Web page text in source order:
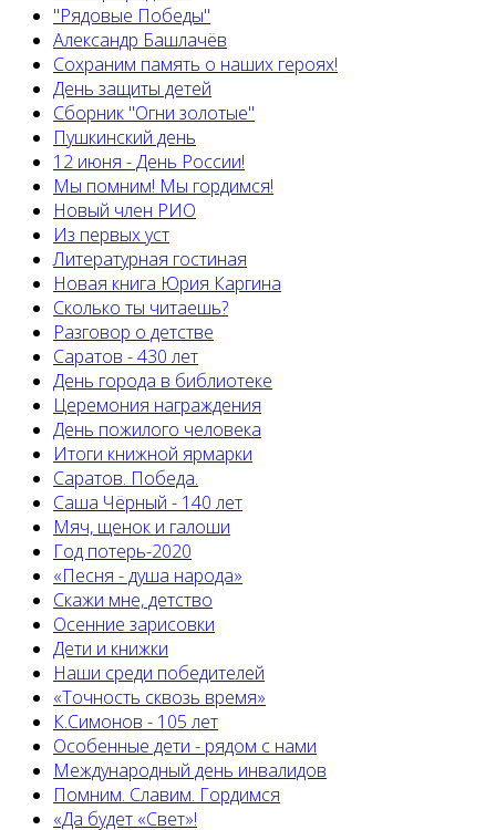
"Рядовые Победы"
Александр Башлачёв
Сохраним память о наших героях!
День защиты детей
Сборник "Огни золотые"
Пушкинский день
12 июня - День России!
Мы помним! Мы гордимся!
Новый член РИО
Из первых уст
Литературная гостиная
Новая книга Юрия Каргина
Сколько ты читаешь?
Разговор о детстве
Саратов - 430 лет
День города в библиотеке
Церемония награждения
День пожилого человека
Итоги книжной ярмарки
Саратов. Победа.
Саша Чёрный - 140 лет
Мяч, щенок и галоши
Год потерь-2020
«Песня - душа народа»
Скажи мне, детство
Осенние зарисовки
Дети и книжки
Наши среди победителей
«Точность сквозь время»
К.Симонов - 105 лет
Особенные дети - рядом с нами
Международный день инвалидов
Помним. Славим. Гордимся
«Да будет «Свет»!